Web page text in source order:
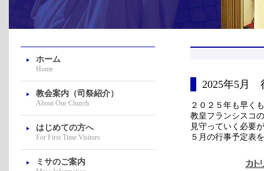
ホーム
Home
教会案内（司祭紹介）
About Our Church
はじめての方へ
For First Time Visitors
ミサのご案内
2025年5月
２０２５年も早く
教皇フランシスコ
見守っていく必要
５月の行事予定表